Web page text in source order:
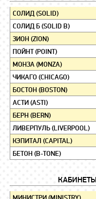
СОЛИД (SOLID)
СОЛИД Б (SOLID B)
ЗИОН (ZION)
ПОЙНТ (POINT)
МОНЗА (MONZA)
ЧИКАГО (CHICAGO)
БОСТОН (BOSTON)
АСТИ (ASTI)
БЕРН (BERN)
ЛИВЕРПУЛЬ (LIVERPOOL)
КЭПИТАЛ (CAPITAL)
БЕТОН (B-TONE)